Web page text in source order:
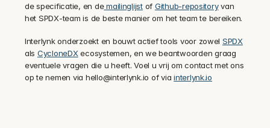
de specificatie, en de mailinglijst of Github-repository van
het SPDX-team is de beste manier om het team te bereiken.
Interlynk onderzoekt en bouwt actief tools voor zowel SPDX
als CycloneDX ecosystemen, en we beantwoorden graag
eventuele vragen die u heeft. Voel u vrij om contact met ons
op te nemen via hello@interlynk.io of via interlynk.io